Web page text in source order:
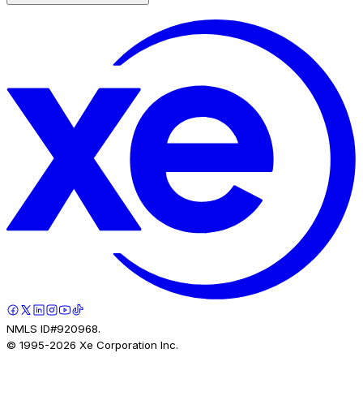
NMLS ID#920968.
© 1995-2026 Xe Corporation Inc.